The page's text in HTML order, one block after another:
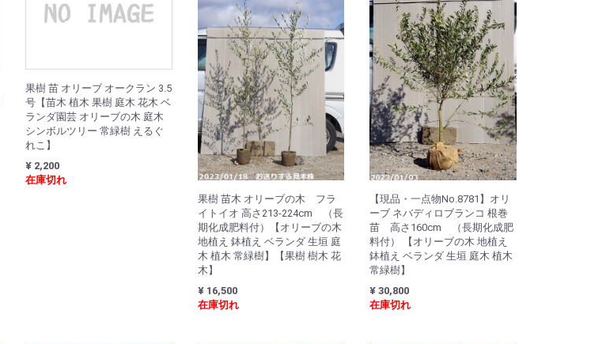
果樹 苗 オリーブ オークラン 3.5
号【苗木 植木 果樹 庭木 花木 ベ
ランダ園芸 オリーブの木 庭木
シンボルツリー 常緑樹 えるぐ
れこ】
¥ 2,200
在庫切れ
果樹 苗木 オリーブの木 フラ
イトイオ 高さ213-224cm （長
期化成肥料付）【オリーブの木
地植え 鉢植え ベランダ 生垣 庭
木 植木 常緑樹】【果樹 樹木 花
木】
¥ 16,500
在庫切れ
【現品・一点物No.8781】オリ
ーブ ネバディロブランコ 根巻
苗 高さ160cm （長期化成肥
料付） 【オリーブの木 地植え
鉢植え ベランダ 生垣 庭木 植木
常緑樹】
¥ 30,800
在庫切れ